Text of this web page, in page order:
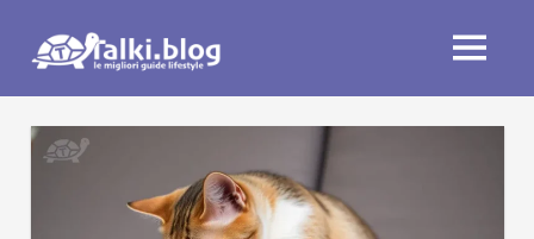
MENU